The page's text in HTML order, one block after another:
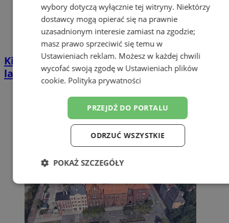
Kierował BMW mimo zakazu sądowego. 57-
latek zatrzymany w Zabrzu
wybory dotyczą wyłącznie tej witryny. Niektórzy
dostawcy mogą opierać się na prawnie
uzasadnionym interesie zamiast na zgodzie;
masz prawo sprzeciwić się temu w
Ustawieniach reklam. Możesz w każdej chwili
wycofać swoją zgodę w Ustawieniach plików
cookie. Polityka prywatności
PRZEJDŹ DO PORTALU
ODRZUĆ WSZYSTKIE
POKAŻ SZCZEGÓŁY
Niezbędne Wydajność Targetowanie